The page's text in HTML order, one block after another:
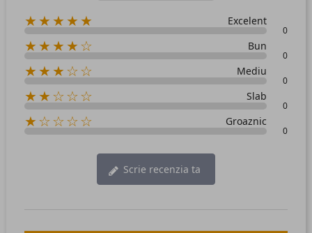
★★★★★ Excelent
0
★★★★☆ Bun
0
★★★☆☆ Mediu
0
★★☆☆☆ Slab
0
★☆☆☆☆ Groaznic
0
Scrie recenzia ta